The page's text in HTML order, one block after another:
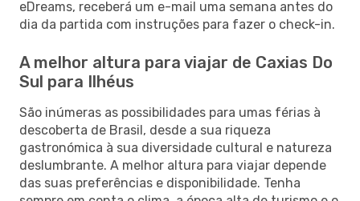
eDreams, receberá um e-mail uma semana antes do
dia da partida com instruções para fazer o check-in.
A melhor altura para viajar de Caxias Do
Sul para Ilhéus
São inúmeras as possibilidades para umas férias à
descoberta de Brasil, desde a sua riqueza
gastronómica à sua diversidade cultural e natureza
deslumbrante. A melhor altura para viajar depende
das suas preferências e disponibilidade. Tenha